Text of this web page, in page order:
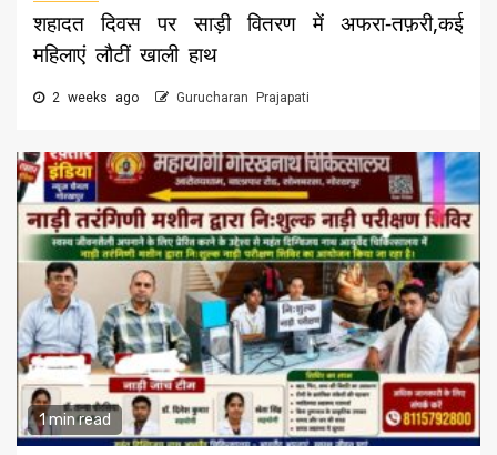
शहादत दिवस पर साड़ी वितरण में अफरा-तफ़री,कई
महिलाएं लौटीं खाली हाथ
2 weeks ago Gurucharan Prajapati
1 min read